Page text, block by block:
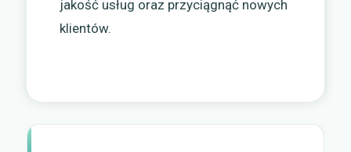
jakość usług oraz przyciągnąć nowych
klientów.